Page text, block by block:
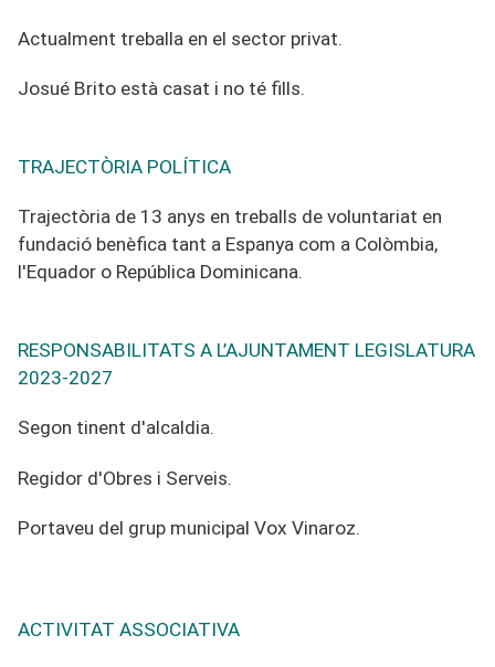
Actualment treballa en el sector privat.
Josué Brito està casat i no té fills.
TRAJECTÒRIA POLÍTICA
Trajectòria de 13 anys en treballs de voluntariat en
fundació benèfica tant a Espanya com a Colòmbia,
l'Equador o República Dominicana.
RESPONSABILITATS A L’AJUNTAMENT LEGISLATURA
2023-2027
Segon tinent d'alcaldia.
Regidor d'Obres i Serveis.
Portaveu del grup municipal Vox Vinaroz.
ACTIVITAT ASSOCIATIVA